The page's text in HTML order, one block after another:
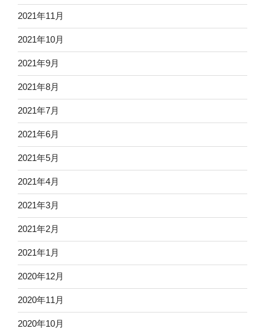
2021年11月
2021年10月
2021年9月
2021年8月
2021年7月
2021年6月
2021年5月
2021年4月
2021年3月
2021年2月
2021年1月
2020年12月
2020年11月
2020年10月